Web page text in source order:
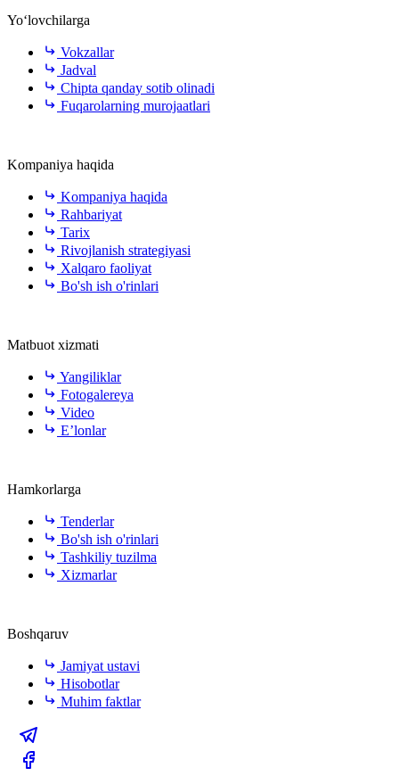
Yo‘lovchilarga
Vokzallar
Jadval
Chipta qanday sotib olinadi
Fuqarolarning murojaatlari
Kompaniya haqida
Kompaniya haqida
Rahbariyat
Tarix
Rivojlanish strategiyasi
Xalqaro faoliyat
Bo'sh ish o'rinlari
Matbuot xizmati
Yangiliklar
Fotogalereya
Video
E’lonlar
Hamkorlarga
Tenderlar
Bo'sh ish o'rinlari
Tashkiliy tuzilma
Xizmarlar
Boshqaruv
Jamiyat ustavi
Hisobotlar
Muhim faktlar